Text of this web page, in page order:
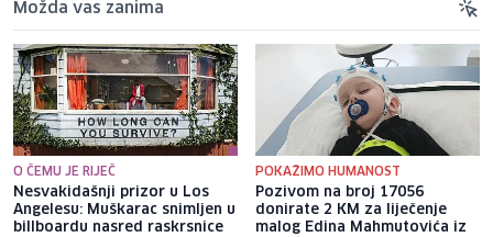
Možda vas zanima
O ČEMU JE RIJEČ
Nesvakidašnji prizor u Los
Angelesu: Muškarac snimljen u
billboardu nasred raskrsnice
POKAŽIMO HUMANOST
Pozivom na broj 17056
donirate 2 KM za liječenje
malog Edina Mahmutovića iz